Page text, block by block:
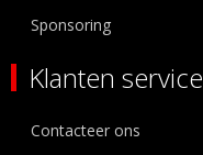
Sponsoring
Klanten service
Contacteer ons